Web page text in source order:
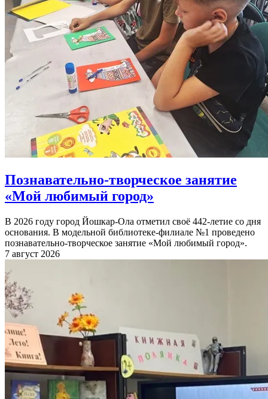
Познавательно-творческое занятие
«Мой любимый город»
В 2026 году город Йошкар-Ола отметил своё 442-летие со дня
основания. В модельной библиотеке-филиале №1 проведено
познавательно-творческое занятие «Мой любимый город».
7 август 2026